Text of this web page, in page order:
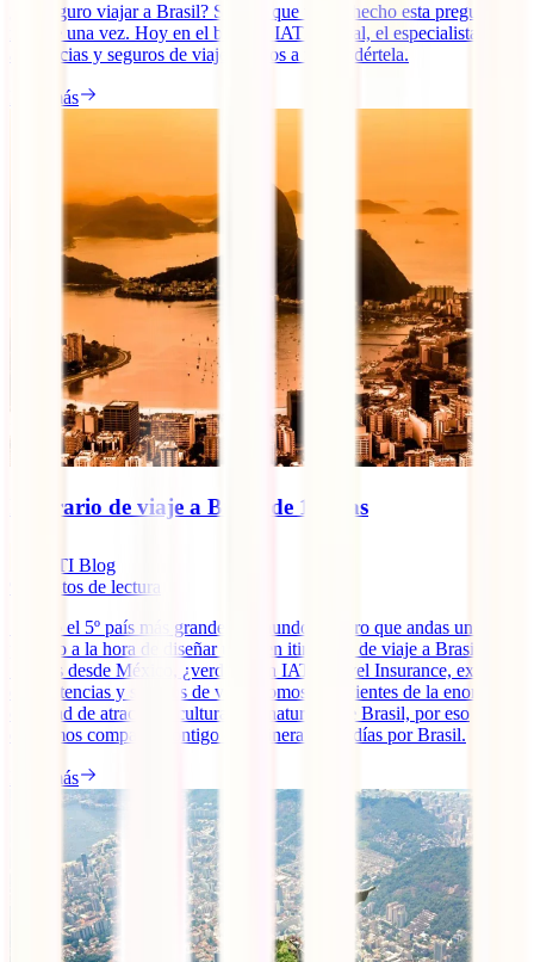
¿Es seguro viajar a Brasil? Seguro que te has hecho esta pregunta
más de una vez. Hoy en el blog de IATI Global, el especialista en
asistencias y seguros de viaje, vamos a respondértela.
Leer más
Itinerario de viaje a Brasil de 15 días
IATI Blog
minutos de lectura
Siendo el 5º país más grande del mundo, seguro que andas un poco
perdido a la hora de diseñar un buen itinerario de viaje a Brasil de
15 días desde México, ¿verdad? En IATI Travel Insurance, expertos
en asistencias y seguros de viaje, somos conscientes de la enorme
cantidad de atractivos culturales y naturales de Brasil, por eso
queremos compartir contigo este itinerario 15 días por Brasil.
Leer más